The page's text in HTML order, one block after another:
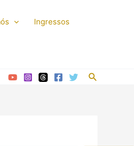
Ingressos
Pesquisar